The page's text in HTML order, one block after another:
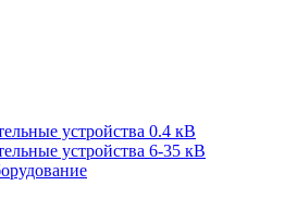
устройства 0.4 кВ
устройства 6-35 кВ